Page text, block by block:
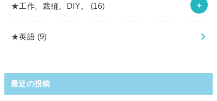
★工作。裁縫。DIY。 (16)
★英語 (9)
最近の投稿